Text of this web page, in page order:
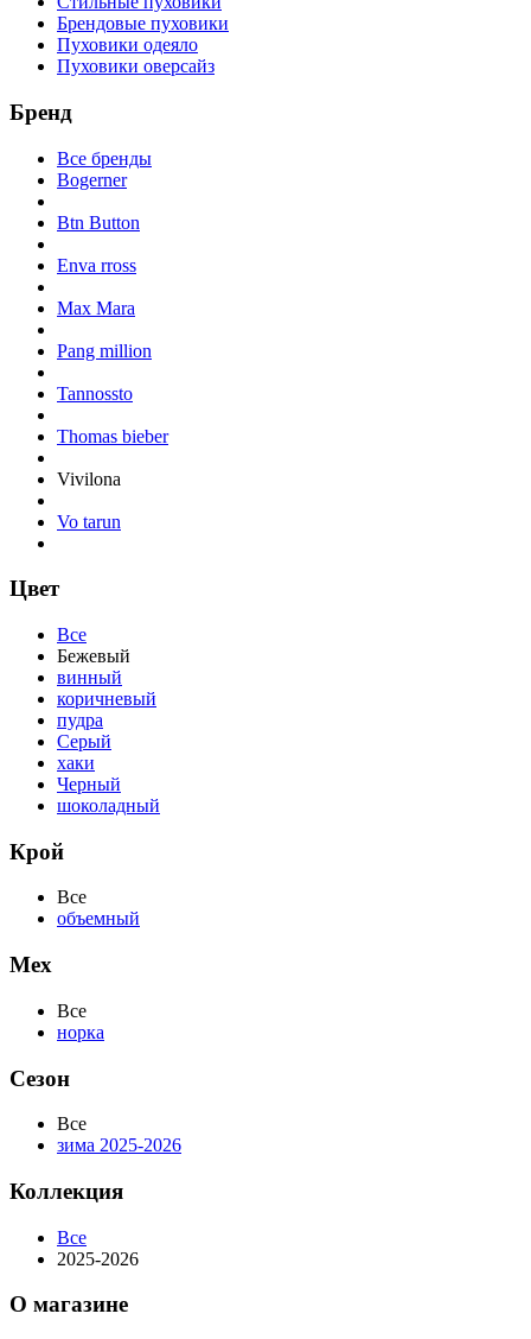
Брендовые пуховики
Пуховики одеяло
Пуховики оверсайз
Бренд
Все бренды
Bogerner
Btn Button
Enva rross
Max Mara
Pang million
Tannossto
Thomas bieber
Vivilona
Vo tarun
Цвет
Все
Бежевый
винный
коричневый
пудра
Серый
хаки
Черный
шоколадный
Крой
Все
объемный
Мех
Все
норка
Сезон
Все
зима 2025-2026
Коллекция
Все
2025-2026
О магазине